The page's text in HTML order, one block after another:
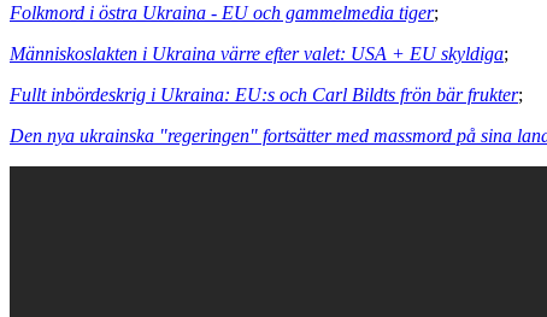
Folkmord i östra Ukraina - EU och gammelmedia tiger;
Människoslakten i Ukraina värre efter valet: USA + EU skyldiga;
Fullt inbördeskrig i Ukraina: EU:s och Carl Bildts frön bär frukter;
Den nya ukrainska "regeringen" fortsätter med massmord på sina